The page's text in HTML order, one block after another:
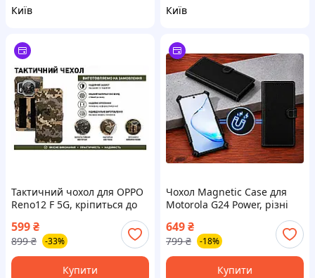
Київ
Київ
Тактичний чохол для OPPO
Reno12 F 5G, кріпиться до
спорядження на липучці
599₴
899 ₴ -33%
Купити
Чохол Magnetic Case для
Motorola G24 Power, різні
649₴
799 ₴ -18%
Купити